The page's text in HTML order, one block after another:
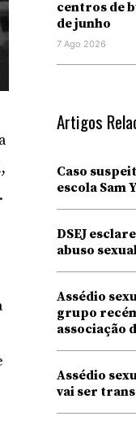
centros de
de junho
7 Ago 2026
Artigos
Caso
escola Sam
DSEJ
abuso
Assédio
grupo
associação
Assédio
vai ser